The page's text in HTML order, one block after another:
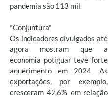
pandemia são 113 mil.
*Conjuntura*
Os indicadores divulgados até
agora mostram que a
economia potiguar teve forte
aquecimento em 2024. As
exportações, por exemplo,
cresceram 42,6% em relação